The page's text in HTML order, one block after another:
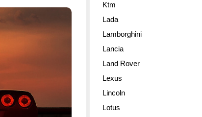
Perfect
Dallas,
U.S.A.
http://www.flickr.com/photos/
Ktm
Lada
Lamborghini
Lancia
Land Rover
Lexus
Lincoln
Lotus